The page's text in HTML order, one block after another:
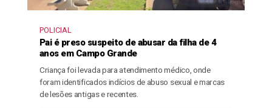
POLICIAL
Pai é preso suspeito de abusar da filha de 4
anos em Campo Grande
Criança foi levada para atendimento médico, onde
foram identificados indícios de abuso sexual e marcas
de lesões antigas e recentes.